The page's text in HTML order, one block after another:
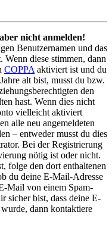
nicht anmelden!
Benutzernamen und das
Wenn diese stimmen, dann
COPPA aktiviert ist und du
alt bist, musst du bzw.
den
hast. Wenn dies nicht
vielleicht aktiviert
alle neu angemeldeten
– entweder musst du dies
Bei der Registrierung
nötig ist oder nicht.
folge den dort enthaltenen
du deine E-Mail-Adresse
Mail von einem Spam-
sicher bist, dass deine E-
dann kontaktiere